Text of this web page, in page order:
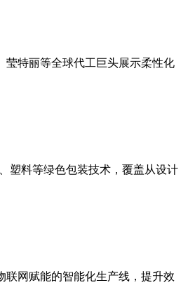
莹特丽等全球代工巨头展示柔性化
塑料等绿色包装技术，覆盖从设计
联网赋能的智能化生产线，提升效